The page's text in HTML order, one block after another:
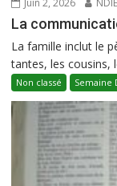
La
La famille inclut le
tantes, les cousins,
Non classé Semaine